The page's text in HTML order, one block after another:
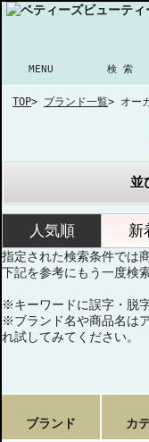
MENU 検 索
TOP> ブランド一覧> オー
並
人気順 新
指定された検索条件では
下記を参考にもう一度検
※キーワードに誤字・脱
※ブランド名や商品名は
れ試してみてください。
ブランド カ